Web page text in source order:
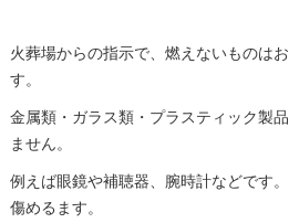
火葬場からの指示で、燃えないものは
す。
金属類・ガラス類・プラスティック製
ません。
例えば眼鏡や補聴器、腕時計などです
傷めるます。